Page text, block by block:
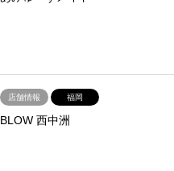
店舗情報 福岡
BLOW 西中洲